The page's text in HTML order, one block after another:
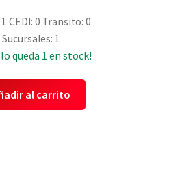
CEDI: 0 Transito: 0
Sucursales: 1
queda 1 en stock!
al carrito